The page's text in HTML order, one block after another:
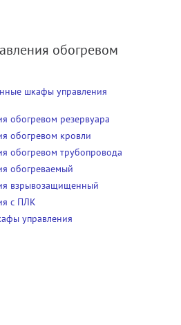
обогревом
шкафы управления
обогревом резервуара
обогревом кровли
обогревом трубопровода
обогреваемый
взрывозащищенный
с ПЛК
управления